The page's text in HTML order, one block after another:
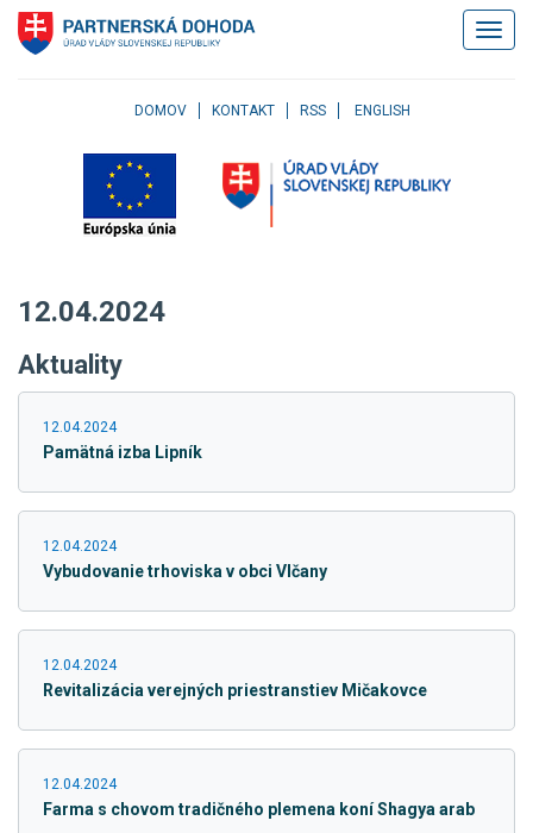
Klávesové
skratky
Skočiť
menu
na
Skočiť
pätičku
stránky
DOMOV KONTAKT RSS ENGLISH
12.04.2024
Aktuality
12.04.2024
Pamätná izba Lipník
12.04.2024
Vybudovanie trhoviska v obci Vlčany
12.04.2024
Revitalizácia verejných priestranstiev Mičakovce
12.04.2024
Farma s chovom tradičného plemena koní Shagya arab